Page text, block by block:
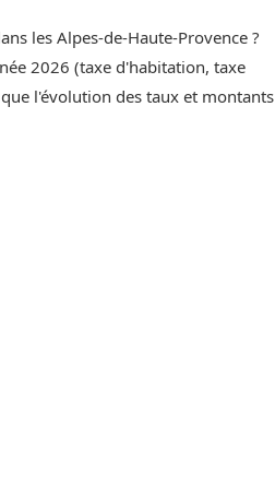
les Alpes-de-Haute-Provence ?
2026 (taxe d'habitation, taxe
l'évolution des taux et montants